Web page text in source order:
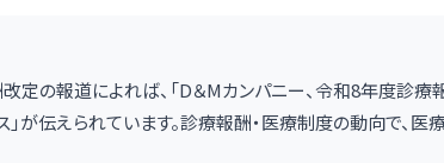
定の報道によれば、「D＆Mカンパニー、令和8年度診
」が伝えられています。診療報酬・医療制度の動向で、